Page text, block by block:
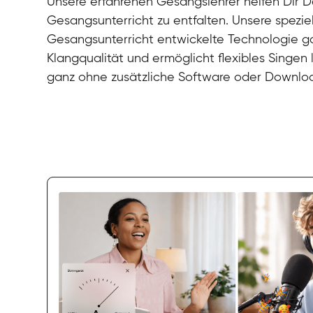
Gesangsunterricht zu entfalten. Unsere
Gesangsunterricht entwickelte Technologie
Klangqualität und ermöglicht flexibles
ganz ohne zusätzliche Software oder